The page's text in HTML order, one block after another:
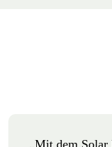
„Mit dem Solar